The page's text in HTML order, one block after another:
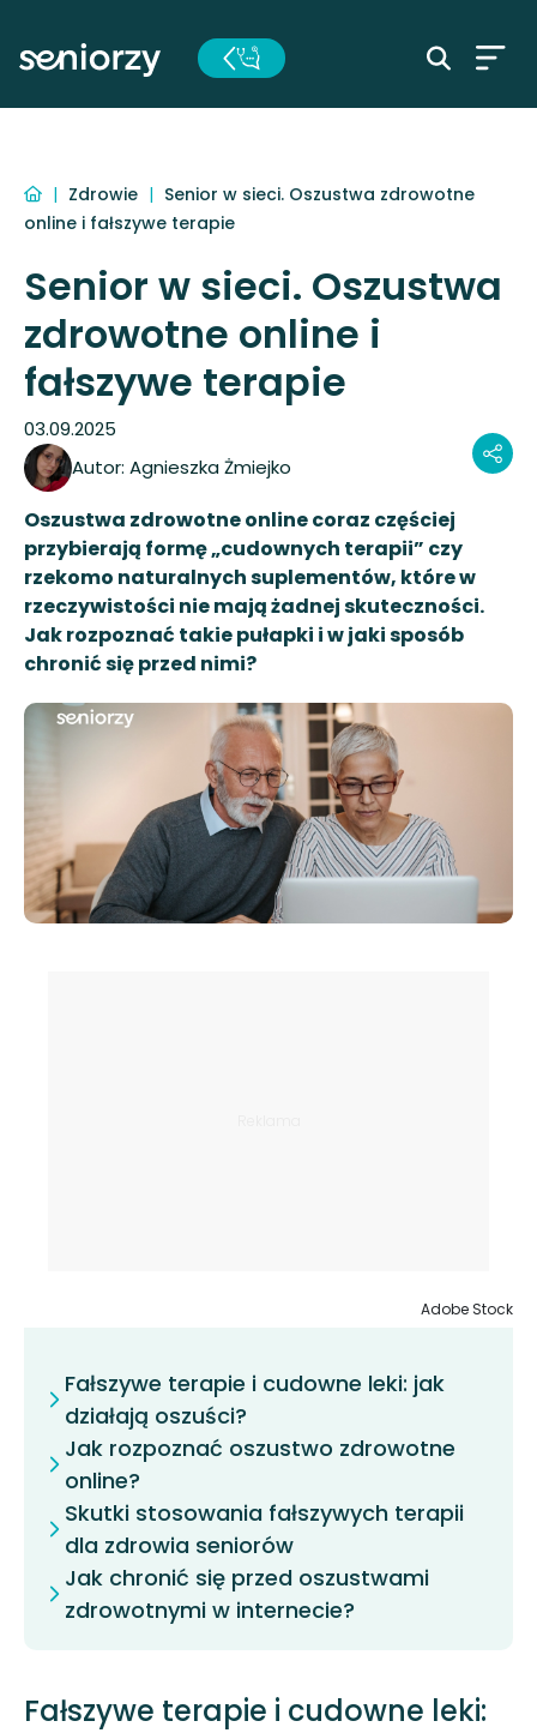
| Zdrowie | Senior w sieci. Oszustwa zdrowotne
online i fałszywe terapie
Senior w sieci. Oszustwa
zdrowotne online i
fałszywe terapie
Oszustwa zdrowotne online coraz częściej
przybierają formę „cudownych terapii” czy
rzekomo naturalnych suplementów, które w
rzeczywistości nie mają żadnej skuteczności.
Jak rozpoznać takie pułapki i w jaki sposób
chronić się przed nimi?
03.09.2025
Autor: Agnieszka Żmiejko
Adobe Stock
Fałszywe terapie i cudowne leki: jak
działają oszuści?
Jak rozpoznać oszustwo zdrowotne
online?
Skutki stosowania fałszywych terapii
dla zdrowia seniorów
Jak chronić się przed oszustwami
zdrowotnymi w internecie?
Fałszywe terapie i cudowne leki: